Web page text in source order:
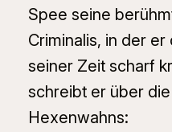
Spee seine
Criminalis, in der
seiner Zeit scharf
schreibt er über
Hexenwahns: